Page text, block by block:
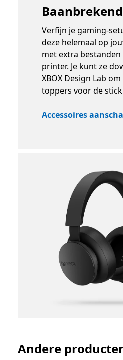
Verfijn je gaming-
deze helemaal op
met extra
printer. Je kunt ze
XBOX Design Lab
toppers voor de
Accessoires
Andere